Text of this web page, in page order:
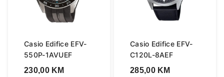
Casio Edifice EFV-
550P-1AVUEF
230,00 KM
Casio Edifice EFV-
C120L-8AEF
285,00 KM